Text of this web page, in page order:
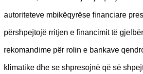
autoriteteve mbikëqyrëse financiare
përshpejtojë rritjen e financimit të
rekomandime për rolin e bankave
klimatike dhe se shpresojnë që së